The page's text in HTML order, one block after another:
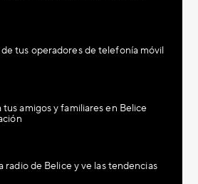
tus operadores de telefonía móvil
amigos y familiares en Belice
radio de Belice y ve las tendencias